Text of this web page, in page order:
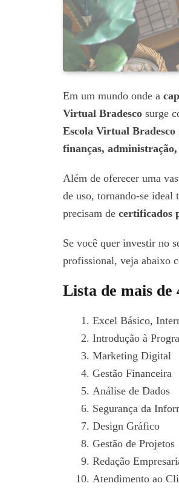
Em um mundo onde a
Virtual Bradesco surge
Escola Virtual Bradesco
finanças,
Além de oferecer uma
de uso, tornando-se ideal
precisam de certificados
Se você quer investir no
profissional, veja abaixo
Lista de mais de
Excel Básico,
Introdução à
Marketing Digital
Gestão Financeira
Análise de Dados
Segurança da
Design Gráfico
Gestão de Projetos
Redação
Atendimento ao